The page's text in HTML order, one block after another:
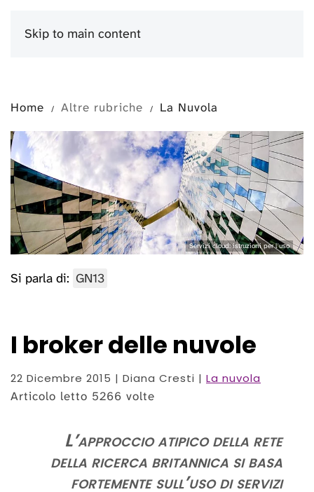
Skip to main content
Home Altre rubriche La Nuvola
Servizi cloud: istruzioni per l'uso
Si parla di: GN13
I broker delle nuvole
22 Dicembre 2015 | Diana Cresti | La nuvola
Articolo letto 5266 volte
L’approccio atipico della rete
della ricerca britannica si basa
fortemente sull’uso di servizi